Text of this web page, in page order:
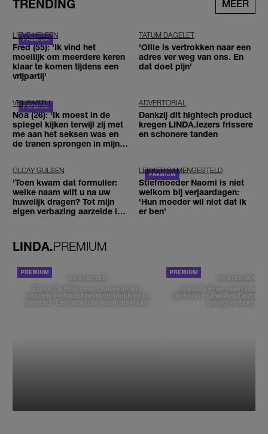
TRENDING MEER
LIEVE HELEEN
Fred (55): 'Ik vind het
moeilijk om meerdere keren
klaar te komen tijdens een
vrijpartij'
TATUM DAGELET
'Ollie is vertrokken naar een
adres ver weg van ons. En
dat doet pijn’
VRIJPARTIJ
Noa (26): 'Ik moest in de
spiegel kijken terwijl zij met
me aan het seksen was en
de tranen sprongen in mijn
ADVERTORIAL
Dankzij dit hightech product
kregen LINDA.lezers frissere
en schonere tanden
OLCAY GULSEN
'Toen kwam dat formulier:
welke naam wilt u na uw
huwelijk dragen? Tot mijn
eigen verbazing aarzelde ik
LEKKER SAMENGESTELD
Stiefmoeder Naomi is niet
welkom bij verjaardagen:
'Hun moeder wil niet dat ik
er ben'
LINDA.PREMIUM
DE STAD VAN
Elske DeWall over Leeuwarden,
muziek en haar favoriete plekken in
de stad: 'Een stad die voelt als thuis'
DE STAD VAN
Isabelle Boer deelt haar
plekken in Zwolle: 'Deze
graag verborgen'